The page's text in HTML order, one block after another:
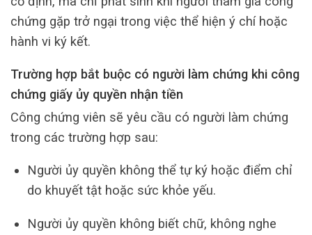
chứng gặp trở ngại trong việc thể hiện ý chí hoặc
hành vi ký kết.
Trường hợp bắt buộc có người làm chứng khi công
chứng giấy ủy quyền nhận tiền
Công chứng viên sẽ yêu cầu có người làm chứng
trong các trường hợp sau:
Người ủy quyền không thể tự ký hoặc điểm chỉ
do khuyết tật hoặc sức khỏe yếu.
Người ủy quyền không biết chữ, không nghe